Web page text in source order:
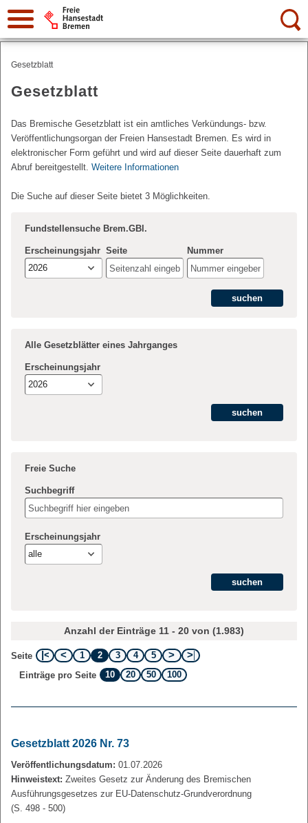
Suche:
Gesetzblatt
Gesetzblatt
Das Bremische Gesetzblatt ist ein amtliches Verkündungs- bzw.
Veröffentlichungsorgan der Freien Hansestadt Bremen. Es wird in
elektronischer Form geführt und wird auf dieser Seite dauerhaft zum
Abruf bereitgestellt. Weitere Informationen
Die Suche auf dieser Seite bietet 3 Möglichkeiten.
Fundstellensuche Brem.GBl.
Erscheinungsjahr
2026
Seite Nummer
Alle Gesetzblätter eines Jahrganges
Erscheinungsjahr
2026
Freie Suche
Suchbegriff
Erscheinungsjahr
alle
Anzahl der Einträge 11 - 20 von (1.983)
Seite 1 2 3 4
5
Einträge pro Seite
10 20 50 100
Gesetzblatt 2026 Nr. 73
Veröffentlichungsdatum: 01.07.2026
Hinweistext: Zweites Gesetz zur Änderung des Bremischen
Ausführungsgesetzes zur EU-Datenschutz-Grundverordnung
(S. 498 - 500)